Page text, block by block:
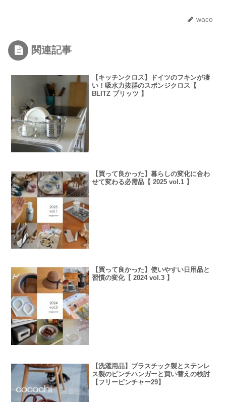
waco
関連記事
【キッチンクロス】ドイツのフキンが凄
い！吸水力抜群のスポンジクロス【
BLITZ ブリッツ 】
【買って良かった】暮らしの変化に合わ
せて変わる必需品【 2025 vol.1 】
【買って良かった】使いやすい日用品と
習慣の変化【 2024 vol.3 】
【洗濯用品】プラスチック製とステンレ
ス製のピンチハンガーと買い替えの検討
【フリーピンチャー29】